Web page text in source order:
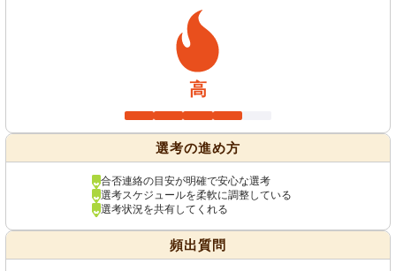
高
選考の進め方
合否連絡の目安が明確で安心な選考
選考スケジュールを柔軟に調整している
選考状況を共有してくれる
頻出質問